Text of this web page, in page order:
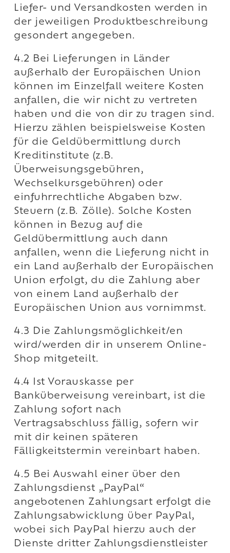
Liefer- und Versandkosten werden in
der jeweiligen Produktbeschreibung
gesondert angegeben.
4.2 Bei Lieferungen in Länder
außerhalb der Europäischen Union
können im Einzelfall weitere Kosten
anfallen, die wir nicht zu vertreten
haben und die von dir zu tragen sind.
Hierzu zählen beispielsweise Kosten
für die Geldübermittlung durch
Kreditinstitute (z.B.
Überweisungsgebühren,
Wechselkursgebühren) oder
einfuhrrechtliche Abgaben bzw.
Steuern (z.B. Zölle). Solche Kosten
können in Bezug auf die
Geldübermittlung auch dann
anfallen, wenn die Lieferung nicht in
ein Land außerhalb der Europäischen
Union erfolgt, du die Zahlung aber
von einem Land außerhalb der
Europäischen Union aus vornimmst.
4.3 Die Zahlungsmöglichkeit/en
wird/werden dir in unserem Online-
Shop mitgeteilt.
4.4 Ist Vorauskasse per
Banküberweisung vereinbart, ist die
Zahlung sofort nach
Vertragsabschluss fällig, sofern wir
mit dir keinen späteren
Fälligkeitstermin vereinbart haben.
4.5 Bei Auswahl einer über den
Zahlungsdienst „PayPal“
angebotenen Zahlungsart erfolgt die
Zahlungsabwicklung über PayPal,
wobei sich PayPal hierzu auch der
Dienste dritter Zahlungsdienstleister